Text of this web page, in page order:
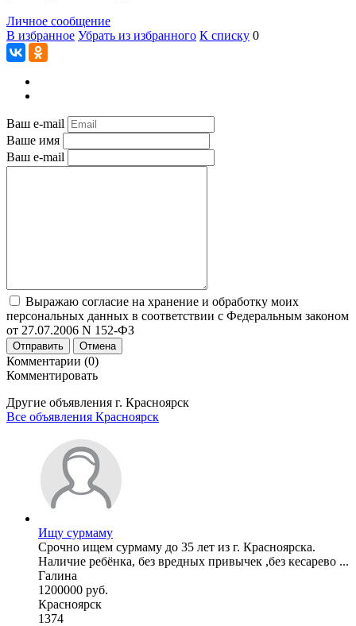
Личное сообщение
В избранное Убрать из избранного К списку 0
Ваш e-mail
Ваше имя
Ваш e-mail
Выражаю согласие на хранение и обработку моих
персональных данных в соответствии с Федеральным законом
от 27.07.2006 N 152-ФЗ
Отправить Отмена
Комментарии (0)
Комментировать
Другие объявления г. Красноярск
Все объявления Красноярск
Ищу сурмаму
Срочно ищем сурмаму до 35 лет из г. Красноярска.
Наличие ребёнка, без вредных привычек ,без кесарево ...
Галина
1200000 руб.
Красноярск
1374